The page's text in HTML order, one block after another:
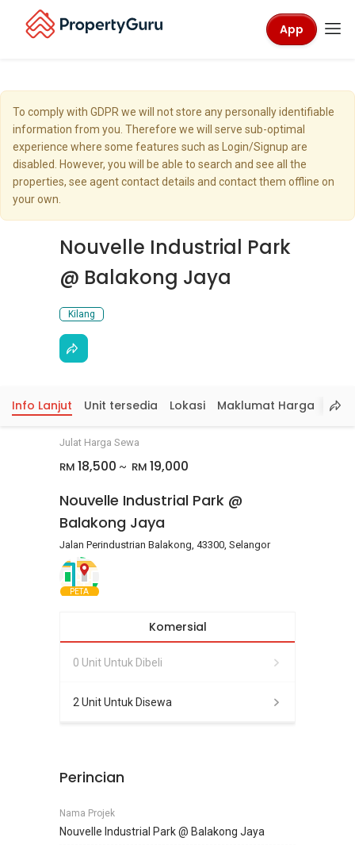
App
To comply with GDPR we will not store any personally identifiable
information from you. Therefore we will serve sub-optimal
experience where some features such as Login/Signup are
disabled. However, you will be able to search and see all the
properties, see agent contact details and contact them offline on
your own.
Nouvelle Industrial Park
@ Balakong Jaya
Kilang
Info Lanjut Unit tersedia Lokasi Maklumat Harga
Julat Harga Sewa
RM 18,500 ~ RM 19,000
Nouvelle Industrial Park @
Balakong Jaya
Jalan Perindustrian Balakong, 43300, Selangor
PETA
Komersial
0 Unit Untuk Dibeli
2 Unit Untuk Disewa
Perincian
Nama Projek
Nouvelle Industrial Park @ Balakong Jaya